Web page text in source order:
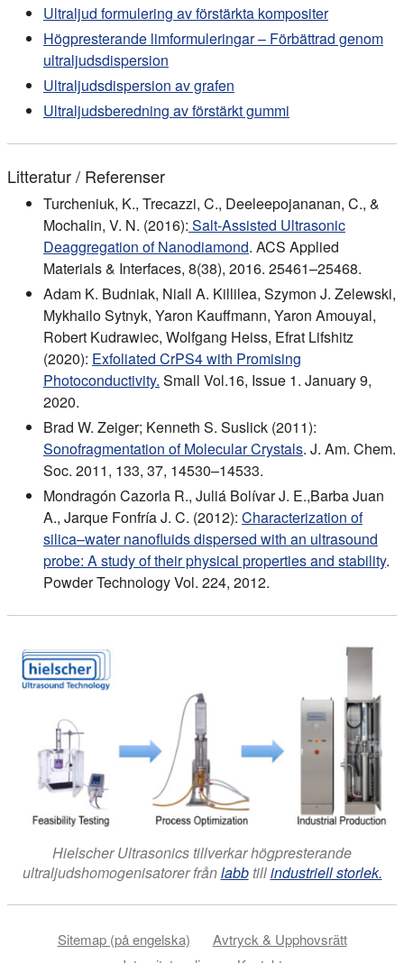
Ultraljud formulering av förstärkta kompositer
Högpresterande limformuleringar – Förbättrad genom
ultraljudsdispersion
Ultraljudsdispersion av grafen
Ultraljudsberedning av förstärkt gummi
Litteratur / Referenser
Turcheniuk, K., Trecazzi, C., Deeleepojananan, C., &
Mochalin, V. N. (2016): Salt-Assisted Ultrasonic
Deaggregation of Nanodiamond. ACS Applied
Materials & Interfaces, 8(38), 2016. 25461–25468.
Adam K. Budniak, Niall A. Killilea, Szymon J. Zelewski,
Mykhailo Sytnyk, Yaron Kauffmann, Yaron Amouyal,
Robert Kudrawiec, Wolfgang Heiss, Efrat Lifshitz
(2020): Exfoliated CrPS4 with Promising
Photoconductivity. Small Vol.16, Issue 1. January 9,
2020.
Brad W. Zeiger; Kenneth S. Suslick (2011):
Sonofragmentation of Molecular Crystals. J. Am. Chem.
Soc. 2011, 133, 37, 14530–14533.
Mondragón Cazorla R., Juliá Bolívar J. E.,Barba Juan
A., Jarque Fonfría J. C. (2012): Characterization of
silica–water nanofluids dispersed with an ultrasound
probe: A study of their physical properties and stability.
Powder Technology Vol. 224, 2012.
Hielscher Ultrasonics tillverkar högpresterande
ultraljudshomogenisatorer frånlabbtillindustriell storlek.
Sitemap (på engelska)
Avtryck & Upphovsrätt